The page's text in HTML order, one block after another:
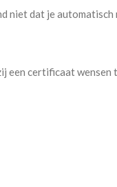
niet dat je
een certificaat